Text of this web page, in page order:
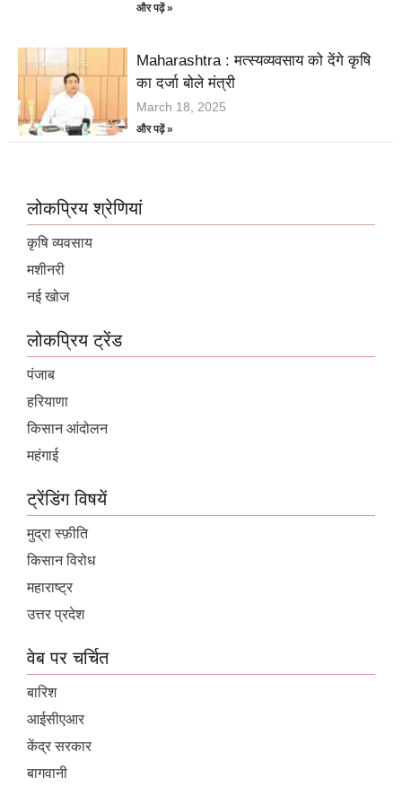
और पढ़ें »
Maharashtra : मत्स्यव्यवसाय को देंगे कृषि
का दर्जा बोले मंत्री
March 18, 2025
और पढ़ें »
लोकप्रिय श्रेणियां
कृषि व्यवसाय
मशीनरी
नई खोज
लोकप्रिय ट्रेंड
पंजाब
हरियाणा
किसान आंदोलन
महंगाई
ट्रेंडिंग विषयें
मुद्रा स्फ़ीति
किसान विरोध
महाराष्ट्र
उत्तर प्रदेश
वेब पर चर्चित
बारिश
आईसीएआर
केंद्र सरकार
बागवानी